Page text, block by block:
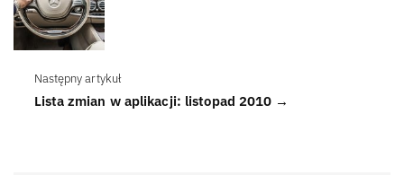
Następny artykuł
Lista zmian w aplikacji: listopad 2010 →